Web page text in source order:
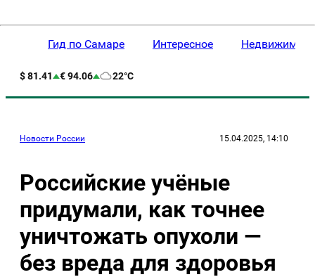
Гид по Самаре Интересное
$ 81.41 € 94.06 22°C
Новости России 15.04.2025, 14:10
Российские учёные
придумали, как точнее
уничтожать опухоли —
без вреда для здоровья